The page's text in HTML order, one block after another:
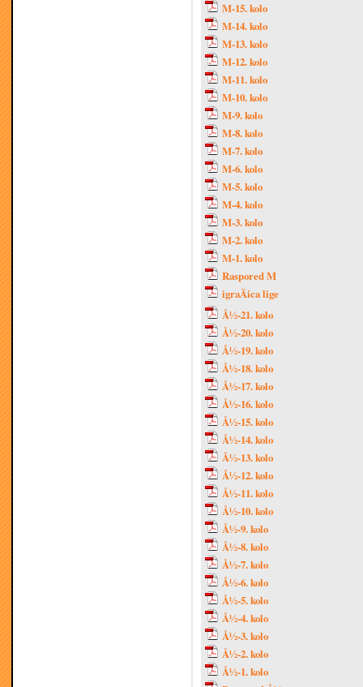
M-15. kolo
M-14. kolo
M-13. kolo
M-12. kolo
M-11. kolo
M-10. kolo
M-9. kolo
M-8. kolo
M-7. kolo
M-6. kolo
M-5. kolo
M-4. kolo
M-3. kolo
M-2. kolo
M-1. kolo
Raspored M
igraÄica lige
Å½-21. kolo
Å½-20. kolo
Å½-19. kolo
Å½-18. kolo
Å½-17. kolo
Å½-16. kolo
Å½-15. kolo
Å½-14. kolo
Å½-13. kolo
Å½-12. kolo
Å½-11. kolo
Å½-10. kolo
Å½-9. kolo
Å½-8. kolo
Å½-7. kolo
Å½-6. kolo
Å½-5. kolo
Å½-4. kolo
Å½-3. kolo
Å½-2. kolo
Å½-1. kolo